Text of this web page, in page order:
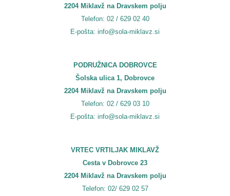
2204 Miklavž na Dravskem polju
Telefon: 02 / 629 02 40
E-pošta: info@sola-miklavz.si
PODRUŽNICA DOBROVCE
Šolska ulica 1, Dobrovce
2204 Miklavž na Dravskem polju
Telefon: 02 / 629 03 10
E-pošta: info@sola-miklavz.si
VRTEC VRTILJAK MIKLAVŽ
Cesta v Dobrovce 23
2204 Miklavž na Dravskem polju
Telefon: 02/ 629 02 57